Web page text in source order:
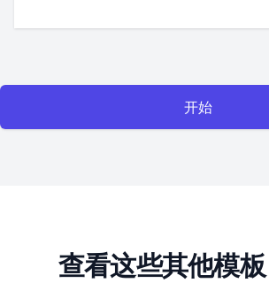
开始
查看这些其他模板